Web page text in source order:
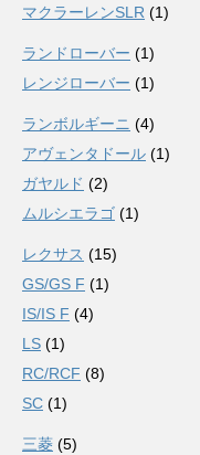
マクラーレンSLR (1)
ランドローバー (1)
レンジローバー (1)
ランボルギーニ (4)
アヴェンタドール (1)
ガヤルド (2)
ムルシエラゴ (1)
レクサス (15)
GS/GS F (1)
IS/IS F (4)
LS (1)
RC/RCF (8)
SC (1)
三菱 (5)